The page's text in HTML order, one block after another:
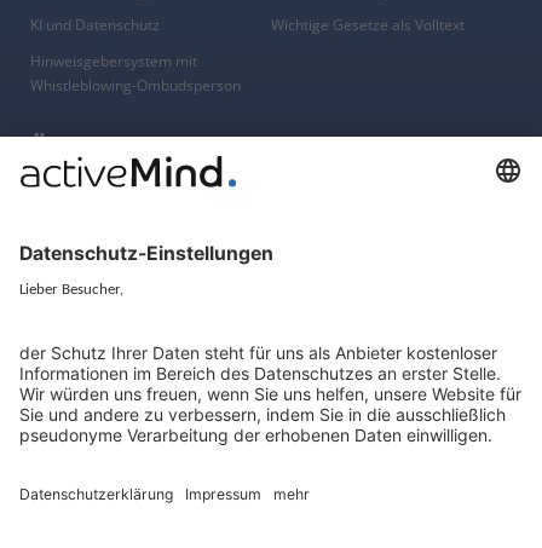
KI und Datenschutz
Hinweisgebersystem mit
Whistleblowing-Ombudsperson
Wichtige Gesetze als Volltext
Über
Über uns
Kontakt
Presse, Medien & Events
Impressum
Gruppe
activeMind.uk (Vereinigtes
Online-Schulungs-Portal
Karriereportal